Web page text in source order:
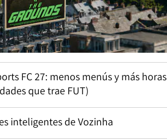
FC 27: menos menús y más horas
que trae FUT)
inteligentes de Vozinha